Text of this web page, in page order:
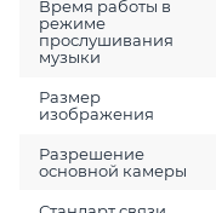
Время работы в
режиме
прослушивания
музыки
Размер
изображения
Разрешение
основной камеры